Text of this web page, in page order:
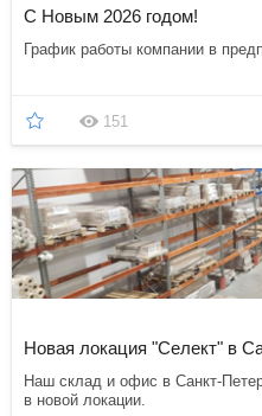
C Новым 2026 годом!
График работы компании в
151
Новая локация "Селект" в
Наш склад и офис в Санкт-
в новой локации.